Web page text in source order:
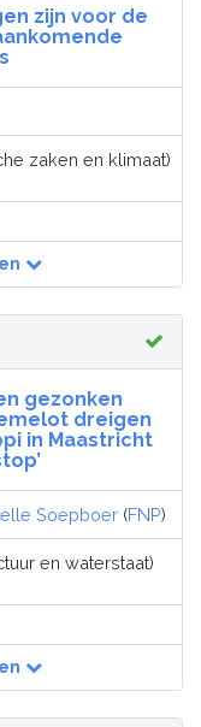
zijn voor de
zaken en klimaat)
gezonken
dreigen
in Maastricht
Soepboer (FNP)
en waterstaat)